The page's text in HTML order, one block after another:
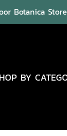
Botanica
BY